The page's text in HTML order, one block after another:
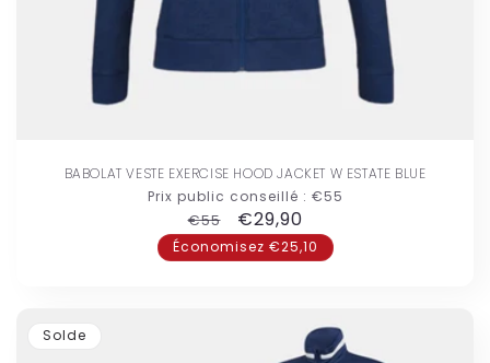
BABOLAT VESTE EXERCISE HOOD JACKET W ESTATE BLUE
Prix public conseillé : €55
Prix
habituel
€55
Prix
promotionnel
€29,90
Économisez €25,10
Solde